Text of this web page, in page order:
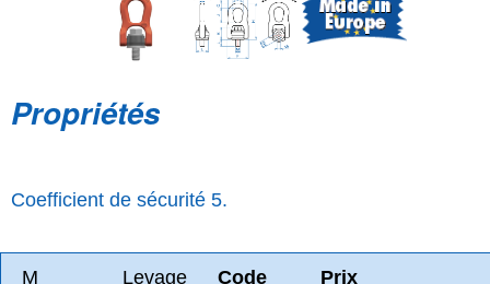
Propriétés
Coefficient de sécurité 5.
M Levage Code Prix